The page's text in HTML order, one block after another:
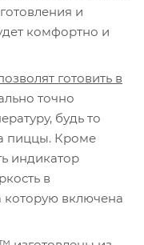
и
комфортно и
готовить в
точно
будь то
пиццы. Кроме
индикатор
в
которую включена